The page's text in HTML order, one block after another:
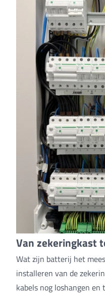
Van zekeringkast
Wat zijn batterij het
installeren van de
kabels nog loshangen